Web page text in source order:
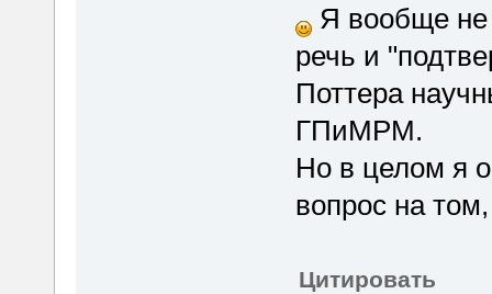
Я вообще не
речь и
Поттера
ГПиМРМ.
Но в целом я
вопрос на
Цитировать